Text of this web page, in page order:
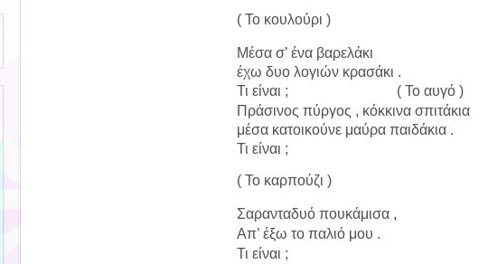
( Το κουλούρι )
Μέσα σ’ ένα βαρελάκι
έχω δυο λογιών κρασάκι .
Τι είναι ; ( Το αυγό )
Πράσινος πύργος , κόκκινα σπιτάκια
μέσα κατοικούνε μαύρα παιδάκια .
Τι είναι ;
( Το καρπούζι )
Σαρανταδυό πουκάμισα ,
Απ’ έξω το παλιό μου .
Τι είναι ;